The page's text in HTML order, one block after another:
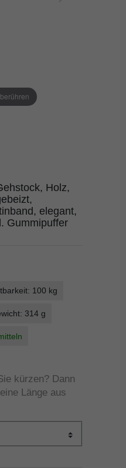
Holz,
elegant,
Gummipuffer
100 kg
314 g
kürzen? Dann
Länge aus